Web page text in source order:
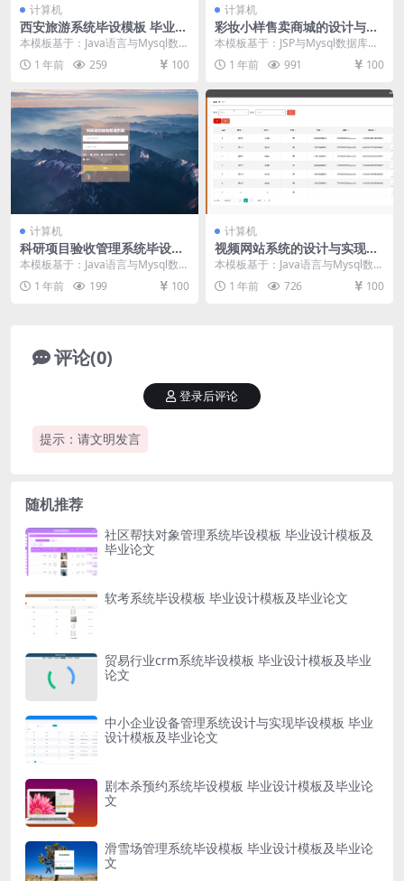
计算机
西安旅游系统毕设模板 毕业设
计模板及毕业论文
本模板基于：Java语言与Mysql数据
库开发 系统功能实现 编程人员在搭
建的开...
1 年前 259 100
计算机
彩妆小样售卖商城的设计与实
现毕设模板 毕业设计模板及毕
本模板基于：JSP与Mysql数据库开
发 系统功能实现 用户功能模块 用
户点击进...
1 年前 991 100
计算机
科研项目验收管理系统毕设模
板 毕业设计模板及毕业论文
本模板基于：Java语言与Mysql数据
库开发 系统实现 管理员功能介绍
管理员...
1 年前 199 100
计算机
视频网站系统的设计与实现毕
设模板 毕业设计模板及毕业论
文
本模板基于：Java语言与Mysql数据
库开发 用户信息管理 管理员管理用
户信息...
1 年前 726 100
评论(0)
提示：请文明发言
登录后评论
随机推荐
社区帮扶对象管理系统毕设模板 毕业设计模板及
毕业论文
软考系统毕设模板 毕业设计模板及毕业论文
贸易行业crm系统毕设模板 毕业设计模板及毕业
论文
中小企业设备管理系统设计与实现毕设模板 毕业
设计模板及毕业论文
剧本杀预约系统毕设模板 毕业设计模板及毕业论
文
滑雪场管理系统毕设模板 毕业设计模板及毕业论
文